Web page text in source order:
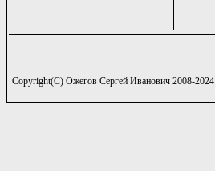
Copyright(C) Ожегов Сергей Иванович 2008-2024